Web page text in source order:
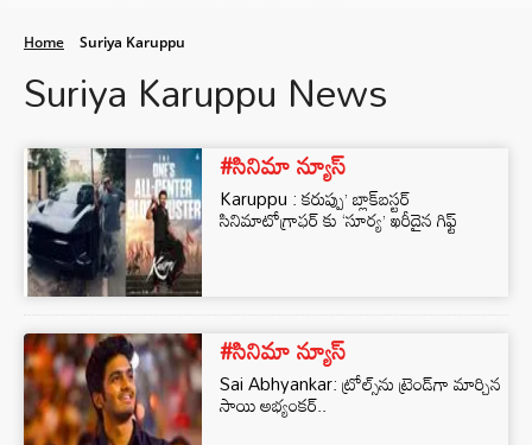
Home Suriya Karuppu
Suriya Karuppu News
#సినిమా న్యూస్
Karuppu : కరుప్పు’ బ్లాక్‌బస్టర్
సినిమాటోగ్రాఫర్ కు ‘సూర్య’ ఖరీదైన గిఫ్ట్
#సినిమా న్యూస్
Sai Abhyankar: ట్రోల్స్‌ను ట్రెండ్‌గా మార్చిన
సాయి అభ్యంకర్..